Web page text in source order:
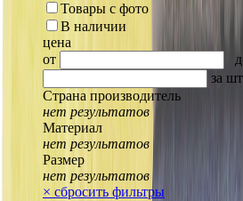
Товары с фото
В наличии
цена
от
за
Страна производитель
нет результатов
Материал
нет результатов
Размер
нет результатов
× сбросить фильтры